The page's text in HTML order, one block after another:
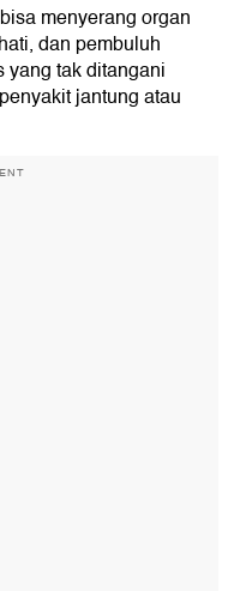
menyerang organ
dan pembuluh
yang tak ditangani
jantung atau